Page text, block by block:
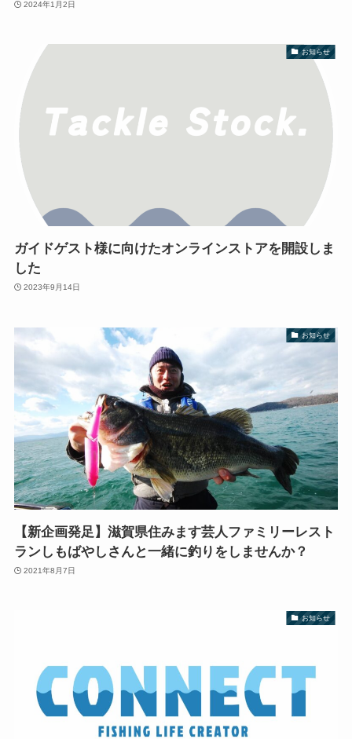
2024年1月2日
お知らせ
ガイドゲスト様に向けたオンラインストアを開設しま
した
2023年9月14日
お知らせ
【新企画発足】滋賀県住みます芸人ファミリーレスト
ランしもばやしさんと一緒に釣りをしませんか？
2021年8月7日
お知らせ